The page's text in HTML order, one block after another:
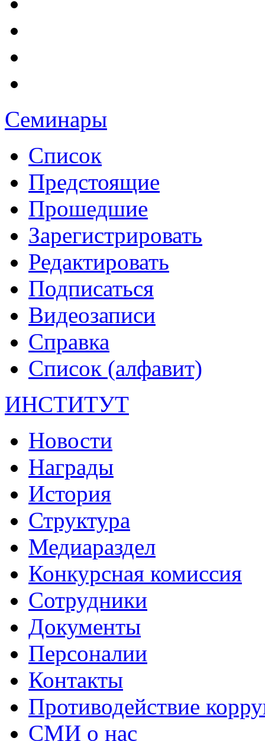
Семинары
Список
Предстоящие
Прошедшие
Зарегистрировать
Редактировать
Подписаться
Видеозаписи
Справка
Список (алфавит)
ИНСТИТУТ
Новости
Награды
История
Структура
Медиараздел
Конкурсная комиссия
Сотрудники
Документы
Персоналии
Контакты
Противодействие
СМИ о нас